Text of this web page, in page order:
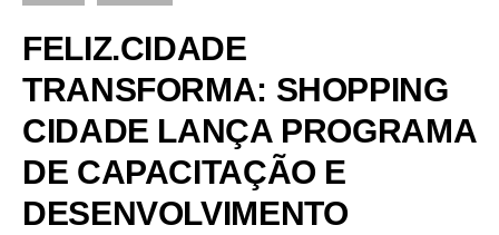
FELIZ.CIDADE
TRANSFORMA: SHOPPING
CIDADE LANÇA PROGRAMA
DE CAPACITAÇÃO E
DESENVOLVIMENTO